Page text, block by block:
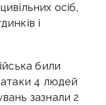
осіб,
і
били
4 людей
зазнали 2